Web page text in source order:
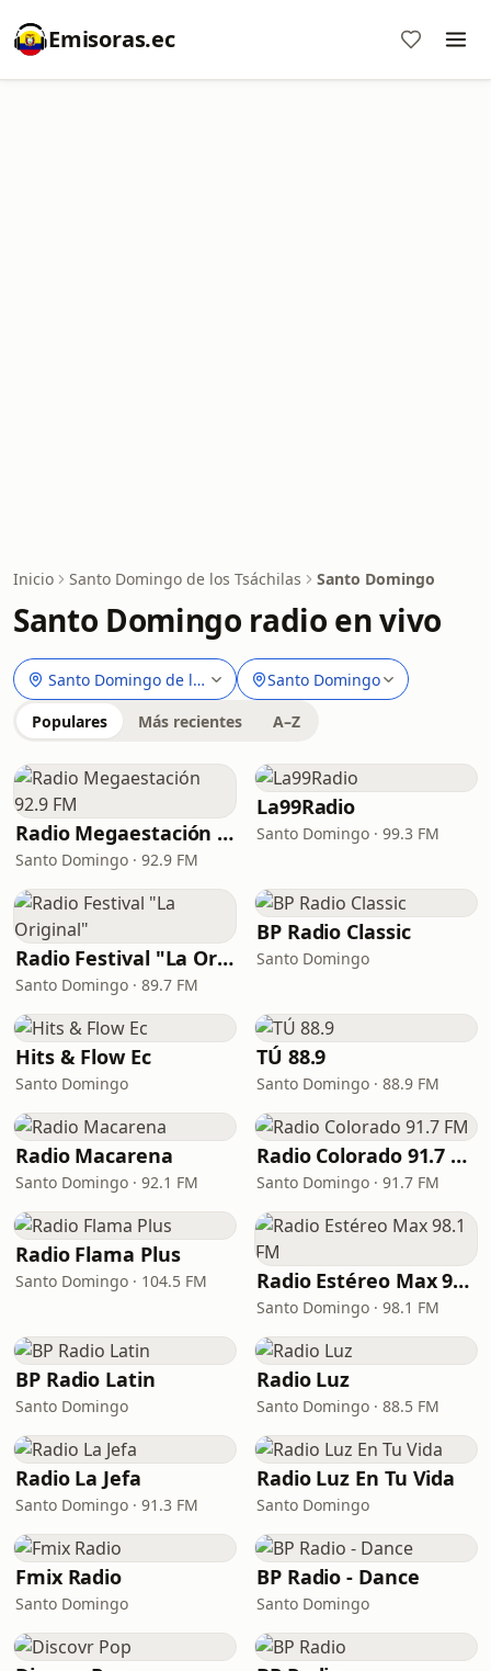
Emisoras.ec
Inicio Santo Domingo de los Tsáchilas Santo Domingo
Santo Domingo radio en vivo
Santo Domingo de los TsáchilasSanto Domingo
Populares Más recientes A–Z
Radio Megaestación 92.9 FM
Santo Domingo · 92.9 FM
La99Radio
Santo Domingo · 99.3 FM
Radio Festival "La Original"
Santo Domingo · 89.7 FM
BP Radio Classic
Santo Domingo
Hits & Flow Ec
Santo Domingo
TÚ 88.9
Santo Domingo · 88.9 FM
Radio Macarena
Santo Domingo · 92.1 FM
Radio Colorado 91.7 FM
Santo Domingo · 91.7 FM
Radio Flama Plus
Santo Domingo · 104.5 FM Radio Estéreo Max 98.1 FM
Santo Domingo · 98.1 FM
BP Radio Latin
Santo Domingo
Radio Luz
Santo Domingo · 88.5 FM
Radio La Jefa
Santo Domingo · 91.3 FM
Radio Luz En Tu Vida
Santo Domingo
Fmix Radio
Santo Domingo
BP Radio - Dance
Santo Domingo